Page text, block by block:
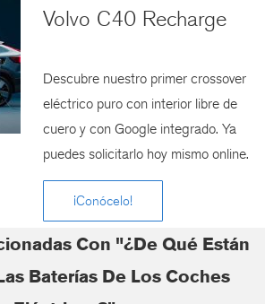
Volvo C40 Recharge
Descubre nuestro primer crossover
eléctrico puro con interior libre de
cuero y con Google integrado. Ya
puedes solicitarlo hoy mismo online.
¡Conócelo!
Con "¿De Qué Están
Baterías De Los Coches